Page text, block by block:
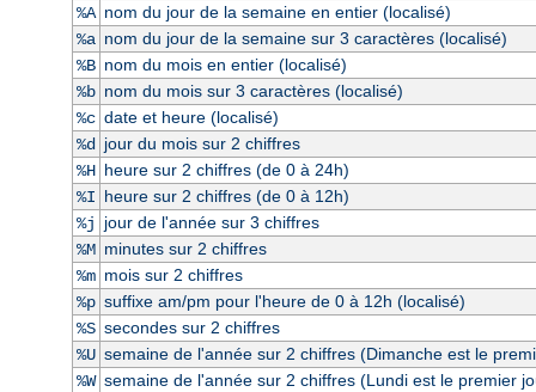
%A nom du jour de la semaine en entier (localisé)
%a nom du jour de la semaine sur 3 caractères (localisé)
%B nom du mois en entier (localisé)
%b nom du mois sur 3 caractères (localisé)
%c date et heure (localisé)
%d
jour du mois sur 2 chiffres
%H heure sur 2 chiffres (de 0 à 24h)
%I heure sur 2 chiffres (de 0 à 12h)
%j
jour de l'année sur 3 chiffres
%M minutes sur 2 chiffres
%m mois sur 2 chiffres
%p suffixe am/pm pour l'heure de 0 à 12h (localisé)
%S secondes sur 2 chiffres
%U semaine de l'année sur 2 chiffres (Dimanche est le
%W semaine de l'année sur 2 chiffres (Lundi est le premier